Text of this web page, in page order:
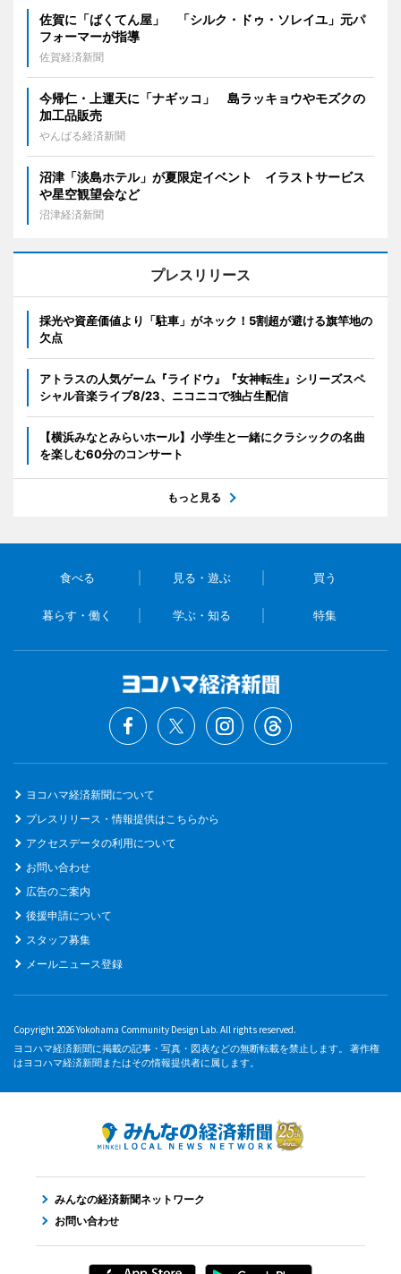
佐賀に「ばくてん屋」 「シルク・ドゥ・ソレイユ」元パ
フォーマーが指導
佐賀経済新聞
今帰仁・上運天に「ナギッコ」 島ラッキョウやモズクの
加工品販売
やんばる経済新聞
沼津「淡島ホテル」が夏限定イベント イラストサービス
や星空観望会など
沼津経済新聞
プレスリリース
採光や資産価値より「駐車」がネック！5割超が避ける旗竿地の
欠点
アトラスの人気ゲーム『ライドウ』『女神転生』シリーズスペ
シャル音楽ライブ8/23、ニコニコで独占生配信
【横浜みなとみらいホール】小学生と一緒にクラシックの名曲
を楽しむ60分のコンサート
もっと見る
食べる 見る・遊ぶ 買う
暮らす・働く 学ぶ・知る 特集
ヨコハマ経済新聞について
プレスリリース・情報提供はこちらから
アクセスデータの利用について
お問い合わせ
広告のご案内
後援申請について
スタッフ募集
メールニュース登録
Copyright 2026 Yokohama Community Design Lab. All rights reserved.
ヨコハマ経済新聞に掲載の記事・写真・図表などの無断転載を禁止します。 著作権
はヨコハマ経済新聞またはその情報提供者に属します。
みんなの経済新聞ネットワーク
お問い合わせ